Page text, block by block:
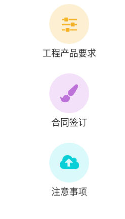
工程产品要求
合同签订
注意事项